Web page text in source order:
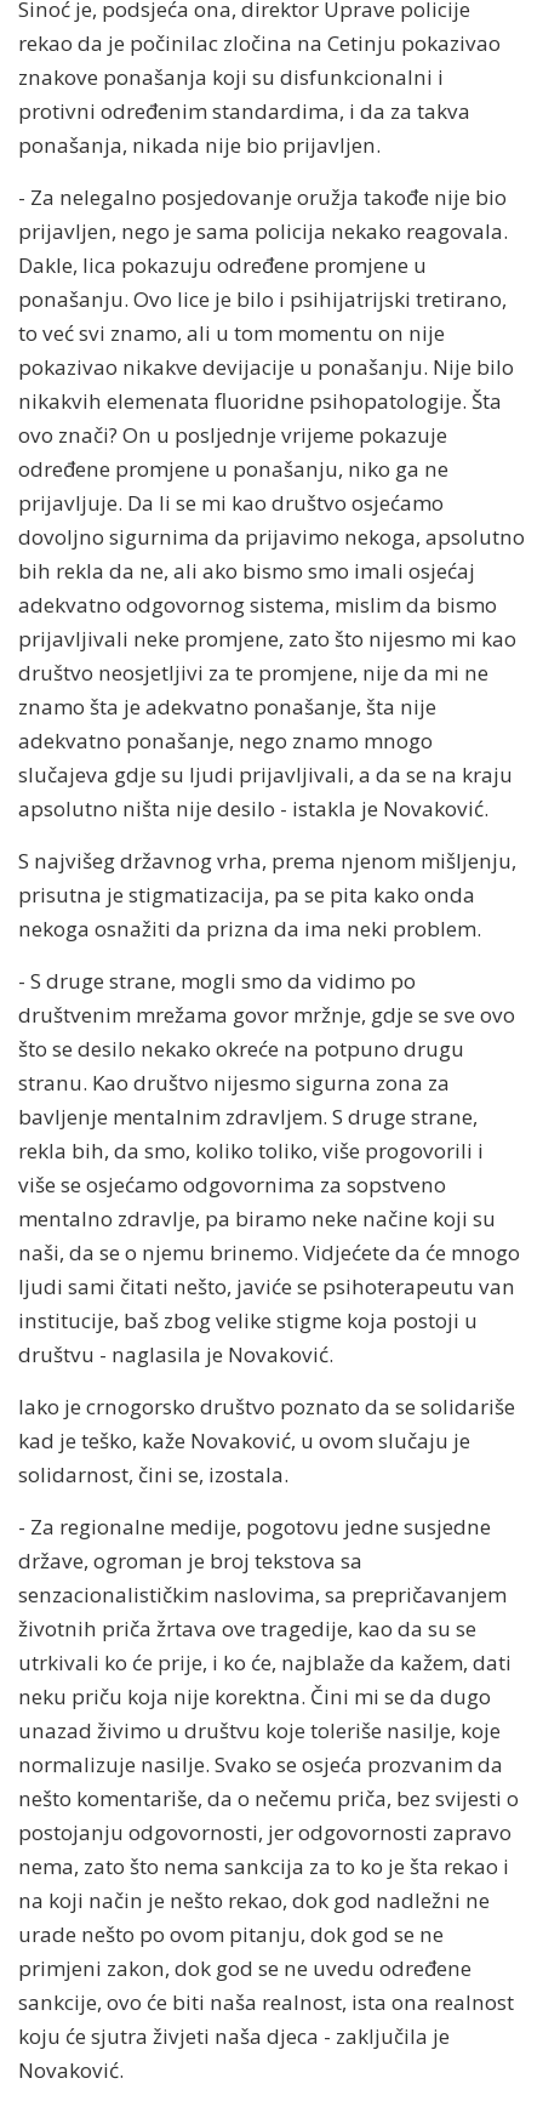
Sinoć je, podsjeća ona, direktor Uprave policije
rekao da je počinilac zločina na Cetinju pokazivao
znakove ponašanja koji su disfunkcionalni i
protivni određenim standardima, i da za takva
ponašanja, nikada nije bio prijavljen.
- Za nelegalno posjedovanje oružja takođe nije bio
prijavljen, nego je sama policija nekako reagovala.
Dakle, lica pokazuju određene promjene u
ponašanju. Ovo lice je bilo i psihijatrijski tretirano,
to već svi znamo, ali u tom momentu on nije
pokazivao nikakve devijacije u ponašanju. Nije bilo
nikakvih elemenata fluoridne psihopatologije. Šta
ovo znači? On u posljednje vrijeme pokazuje
određene promjene u ponašanju, niko ga ne
prijavljuje. Da li se mi kao društvo osjećamo
dovoljno sigurnima da prijavimo nekoga, apsolutno
bih rekla da ne, ali ako bismo smo imali osjećaj
adekvatno odgovornog sistema, mislim da bismo
prijavljivali neke promjene, zato što nijesmo mi kao
društvo neosjetljivi za te promjene, nije da mi ne
znamo šta je adekvatno ponašanje, šta nije
adekvatno ponašanje, nego znamo mnogo
slučajeva gdje su ljudi prijavljivali, a da se na kraju
apsolutno ništa nije desilo - istakla je Novaković.
S najvišeg državnog vrha, prema njenom mišljenju,
prisutna je stigmatizacija, pa se pita kako onda
nekoga osnažiti da prizna da ima neki problem.
- S druge strane, mogli smo da vidimo po
društvenim mrežama govor mržnje, gdje se sve ovo
što se desilo nekako okreće na potpuno drugu
stranu. Kao društvo nijesmo sigurna zona za
bavljenje mentalnim zdravljem. S druge strane,
rekla bih, da smo, koliko toliko, više progovorili i
više se osjećamo odgovornima za sopstveno
mentalno zdravlje, pa biramo neke načine koji su
naši, da se o njemu brinemo. Vidjećete da će mnogo
ljudi sami čitati nešto, javiće se psihoterapeutu van
institucije, baš zbog velike stigme koja postoji u
društvu - naglasila je Novaković.
Iako je crnogorsko društvo poznato da se solidariše
kad je teško, kaže Novaković, u ovom slučaju je
solidarnost, čini se, izostala.
- Za regionalne medije, pogotovu jedne susjedne
države, ogroman je broj tekstova sa
senzacionalističkim naslovima, sa prepričavanjem
životnih priča žrtava ove tragedije, kao da su se
utrkivali ko će prije, i ko će, najblaže da kažem, dati
neku priču koja nije korektna. Čini mi se da dugo
unazad živimo u društvu koje toleriše nasilje, koje
normalizuje nasilje. Svako se osjeća prozvanim da
nešto komentariše, da o nečemu priča, bez svijesti o
postojanju odgovornosti, jer odgovornosti zapravo
nema, zato što nema sankcija za to ko je šta rekao i
na koji način je nešto rekao, dok god nadležni ne
urade nešto po ovom pitanju, dok god se ne
primjeni zakon, dok god se ne uvedu određene
sankcije, ovo će biti naša realnost, ista ona realnost
koju će sjutra živjeti naša djeca - zaključila je
Novaković.